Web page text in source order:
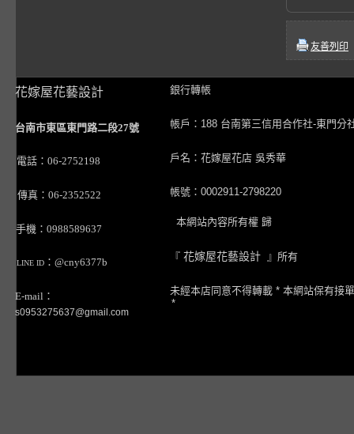
友善列印
花嫁屋花藝設計
台南市東區東門路二段27號
電話：06-2752198
傳真：06-2352522
手機：0988589637
LINE ID ：@cny6377b
E-mail：
s0953275637@gmail.com
銀行轉帳
帳戶：188 台南第三信用合作社-東門分
戶名：花嫁屋花店 吳秀華
帳號：0002911-2798220
本網站內容所有權 歸
『 花嫁屋花藝設計 』所有
未經本店同意不得轉載 * 本網站保有接
*